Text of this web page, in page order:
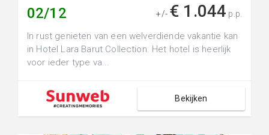
02/12 +/- € 1.044 p.p.
In rust genieten van een welverdiende vakantie kan
in Hotel Lara Barut Collection. Het hotel is heerlijk
voor ieder type va...
Bekijken